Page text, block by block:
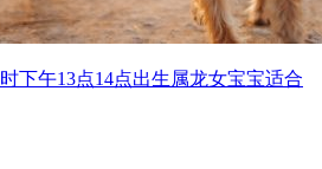
下午13点14点出生属龙女宝宝适合